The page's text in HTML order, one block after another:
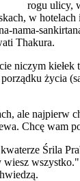
rogu ulicy,
w
nama-
Thakura.
niczym
życia
ale najpierw
Chcę wam
Śrila